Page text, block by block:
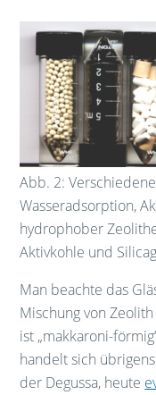
Abb. 2:
Wasseradsorption,
hydrophober
Aktivkohle und
Man beachte das
Mischung von
ist „makkaroni-
handelt sich
der Degussa, heute